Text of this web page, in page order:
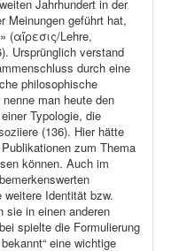
Jahrhundert in der
Meinungen geführt hat,
» (αἵρεσις/Lehre,
Ursprünglich verstand
durch eine
philosophische
man heute den
Typologie, die
(136). Hier hätte
zum Thema
können. Auch im
Identität bzw.
sie in einen anderen
spielte die Formulierung
eine wichtige